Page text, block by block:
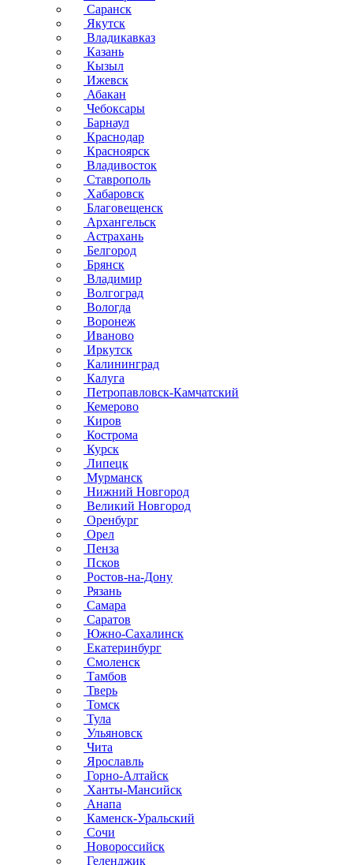
Саранск
Якутск
Владикавказ
Казань
Кызыл
Ижевск
Абакан
Чебоксары
Барнаул
Краснодар
Красноярск
Владивосток
Ставрополь
Хабаровск
Благовещенск
Архангельск
Астрахань
Белгород
Брянск
Владимир
Волгоград
Вологда
Воронеж
Иваново
Иркутск
Калининград
Калуга
Петропавловск-Камчатский
Кемерово
Киров
Кострома
Курск
Липецк
Мурманск
Нижний Новгород
Великий Новгород
Оренбург
Орел
Пенза
Псков
Ростов-на-Дону
Рязань
Самара
Саратов
Южно-Сахалинск
Екатеринбург
Смоленск
Тамбов
Тверь
Томск
Тула
Ульяновск
Чита
Ярославль
Горно-Алтайск
Ханты-Мансийск
Анапа
Каменск-Уральский
Сочи
Новороссийск
Геленджик